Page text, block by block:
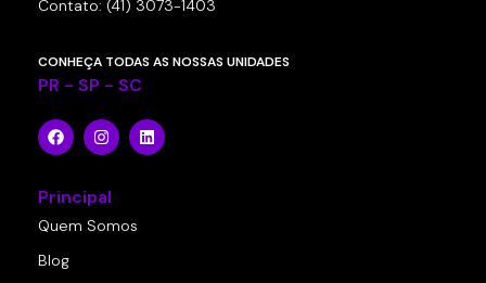
Contato: (41) 3073-1403
CONHEÇA TODAS AS NOSSAS UNIDADES
PR - SP - SC
Principal
Quem Somos
Blog